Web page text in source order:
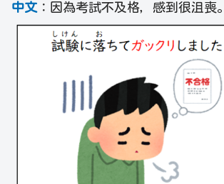
中文 ：因為考試不及格，感到很沮喪。